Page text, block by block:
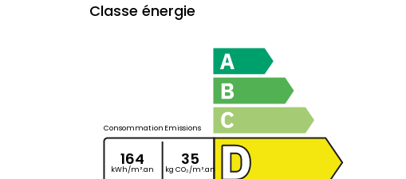
Classe énergie
Consommation
164
kWh/m².an
Emissions
35
kg CO₂/m².an